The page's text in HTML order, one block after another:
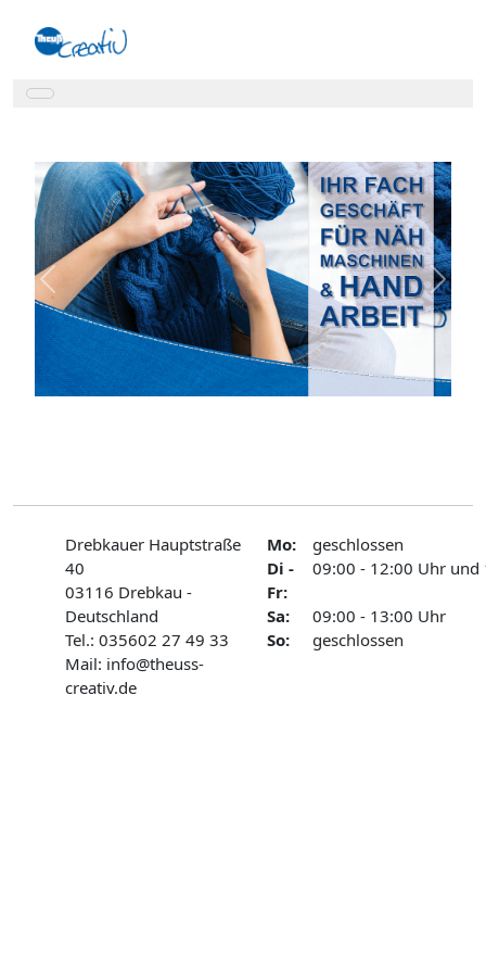
Previous Next
Drebkauer Hauptstraße
40
03116 Drebkau -
Deutschland
Tel.: 035602 27 49 33
Mail: info@theuss-
creativ.de
Mo:
geschlossen
Di -
Fr:
09:00 - 12:00 Uhr und
Sa:
09:00 - 13:00 Uhr
So:
geschlossen